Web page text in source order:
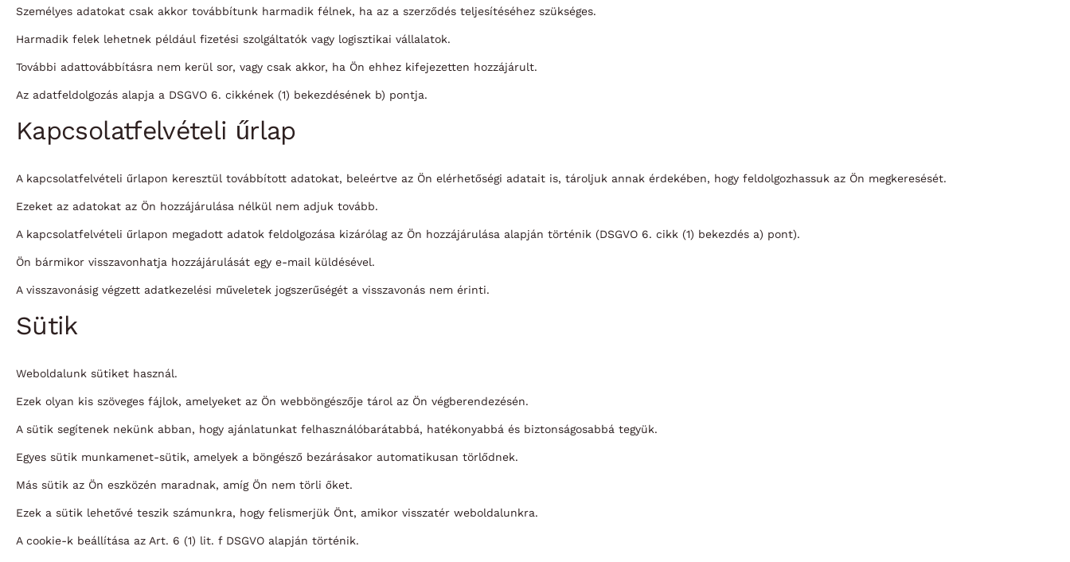
Személyes adatokat csak akkor továbbítunk harmadik félnek, ha az a szerződés teljesítéséhez szükséges.
Harmadik felek lehetnek például fizetési szolgáltatók vagy logisztikai vállalatok.
További adattovábbításra nem kerül sor, vagy csak akkor, ha Ön ehhez kifejezetten hozzájárult.
Az adatfeldolgozás alapja a DSGVO 6. cikkének (1) bekezdésének b) pontja.
Kapcsolatfelvételi űrlap
A kapcsolatfelvételi űrlapon keresztül továbbított adatokat, beleértve az Ön elérhetőségi adatait is, tároljuk annak érdekében, hogy feldolgozhassuk az Ön megkeresését.
Ezeket az adatokat az Ön hozzájárulása nélkül nem adjuk tovább.
A kapcsolatfelvételi űrlapon megadott adatok feldolgozása kizárólag az Ön hozzájárulása alapján történik (DSGVO 6. cikk (1) bekezdés a) pont).
Ön bármikor visszavonhatja hozzájárulását egy e-mail küldésével.
A visszavonásig végzett adatkezelési műveletek jogszerűségét a visszavonás nem érinti.
Sütik
Weboldalunk sütiket használ.
Ezek olyan kis szöveges fájlok, amelyeket az Ön webböngészője tárol az Ön végberendezésén.
A sütik segítenek nekünk abban, hogy ajánlatunkat felhasználóbarátabbá, hatékonyabbá és biztonságosabbá tegyük.
Egyes sütik munkamenet-sütik, amelyek a böngésző bezárásakor automatikusan törlődnek.
Más sütik az Ön eszközén maradnak, amíg Ön nem törli őket.
Ezek a sütik lehetővé teszik számunkra, hogy felismerjük Önt, amikor visszatér weboldalunkra.
A cookie-k beállítása az Art. 6 (1) lit. f DSGVO alapján történik.